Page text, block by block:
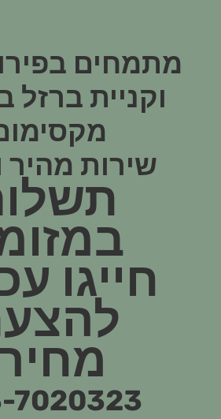
מתמחים
וקניית ברזל
שירות מהיר
חייגו
7020323